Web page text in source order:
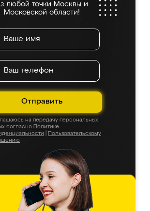
любой точки Москвы и
Московской области!
Отправить
на передачу персональных
согласно Политике
Пользовательскому